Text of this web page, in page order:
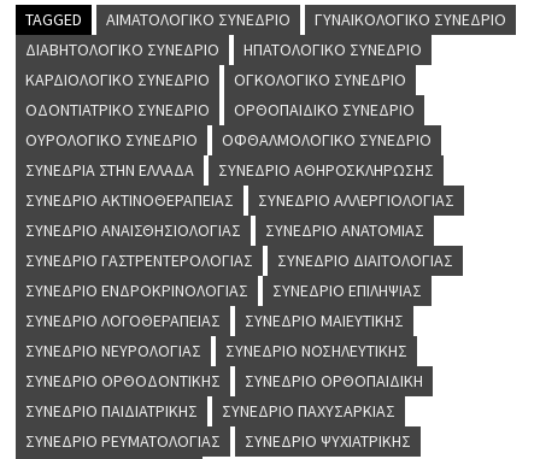
TAGGED ΑΙΜΑΤΟΛΟΓΙΚΌ ΣΥΝΈΔΡΙΟ
ΓΥΝΑΙΚΟΛΟΓΙΚΌ ΣΥΝΈΔΡΙΟ
ΔΙΑΒΗΤΟΛΟΓΙΚΌ ΣΥΝΈΔΡΙΟ
ΗΠΑΤΟΛΟΓΙΚΌ ΣΥΝΈΔΡΙΟ
ΚΑΡΔΙΟΛΟΓΙΚΌ ΣΥΝΈΔΡΙΟ
ΟΓΚΟΛΟΓΙΚΌ ΣΥΝΈΔΡΙΟ
ΟΔΟΝΤΙΑΤΡΙΚΌ ΣΥΝΈΔΡΙΟ
ΟΡΘΟΠΑΙΔΙΚΌ ΣΥΝΈΔΡΙΟ
ΟΥΡΟΛΟΓΙΚΌ ΣΥΝΈΔΡΙΟ
ΟΦΘΑΛΜΟΛΟΓΙΚΌ ΣΥΝΈΔΡΙΟ
ΣΥΝΈΔΡΙΑ ΣΤΗΝ ΕΛΛΆΔΑ
ΣΥΝΈΔΡΙΟ ΑΘΗΡΟΣΚΛΉΡΩΣΗΣ
ΣΥΝΈΔΡΙΟ ΑΚΤΙΝΟΘΕΡΑΠΕΊΑΣ
ΣΥΝΈΔΡΙΟ ΑΛΛΕΡΓΙΟΛΟΓΊΑΣ
ΣΥΝΈΔΡΙΟ ΑΝΑΙΣΘΗΣΙΟΛΟΓΊΑΣ
ΣΥΝΈΔΡΙΟ ΑΝΑΤΟΜΊΑΣ
ΣΥΝΈΔΡΙΟ ΓΑΣΤΡΕΝΤΕΡΟΛΟΓΊΑΣ
ΣΥΝΈΔΡΙΟ ΔΙΑΙΤΟΛΟΓΊΑΣ
ΣΥΝΈΔΡΙΟ ΕΝΔΡΟΚΡΙΝΟΛΟΓΊΑΣ
ΣΥΝΈΔΡΙΟ ΕΠΙΛΗΨΊΑΣ
ΣΥΝΈΔΡΙΟ ΛΟΓΟΘΕΡΑΠΕΊΑΣ
ΣΥΝΈΔΡΙΟ ΜΑΙΕΥΤΙΚΉΣ
ΣΥΝΈΔΡΙΟ ΝΕΥΡΟΛΟΓΊΑΣ
ΣΥΝΈΔΡΙΟ ΝΟΣΗΛΕΥΤΙΚΉΣ
ΣΥΝΈΔΡΙΟ ΟΡΘΟΔΟΝΤΙΚΉΣ
ΣΥΝΈΔΡΙΟ ΟΡΘΟΠΑΙΔΙΚΉ
ΣΥΝΈΔΡΙΟ ΠΑΙΔΙΑΤΡΙΚΉΣ
ΣΥΝΈΔΡΙΟ ΠΑΧΥΣΑΡΚΊΑΣ
ΣΥΝΈΔΡΙΟ ΡΕΥΜΑΤΟΛΟΓΊΑΣ
ΣΥΝΈΔΡΙΟ ΨΥΧΙΑΤΡΙΚΉΣ